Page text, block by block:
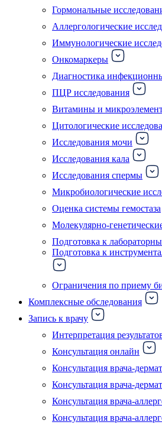
Гормональные
Аллергологические
Иммунологические
Онкомаркеры
Диагностика
ПЦР исследования
Витамины и
Цитологические
Исследования мочи
Исследования кала
Исследования спермы
Микробиологические
Оценка системы гемостаза
Молекулярно-
Подготовка к
Подготовка к
Ограничения по приему
Комплексные обследования
Запись к врачу
Интерпретация
Консультация онлайн
Консультация врача-
Консультация врача-
Консультация врача-
Консультация врача-